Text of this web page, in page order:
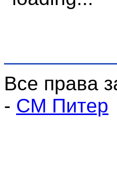
Все права
- СМ Питер